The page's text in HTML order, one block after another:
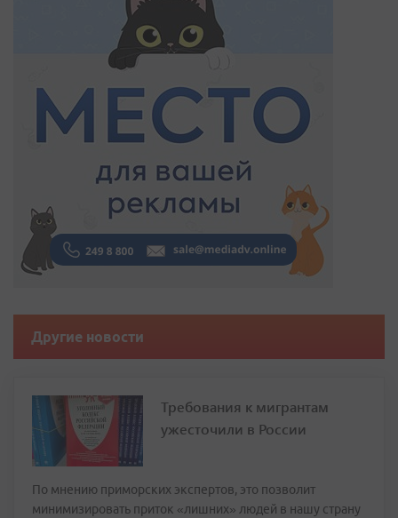
Другие новости
Требования к мигрантам
ужесточили в России
По мнению приморских экспертов, это позволит
минимизировать приток «лишних» людей в нашу страну